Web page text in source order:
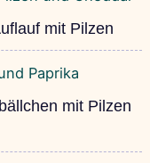
mit Pilzen
mit Pilzen